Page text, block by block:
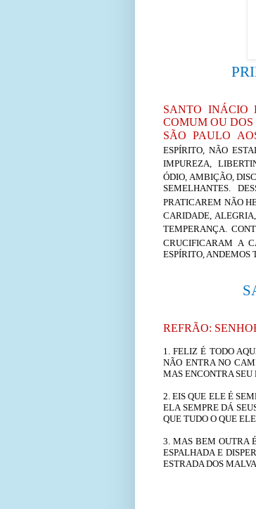
SANTO INÁCIO
COMUM OU
SÃO PAULO
ESPÍRITO, NÃO
IMPUREZA,
ÓDIO, AMBIÇÃO,
SEMELHANTES.
PRATICAREM NÃO
CARIDADE,
TEMPERANÇA.
CRUCIFICARAM A
ESPÍRITO, ANDEMOS
REFRÃO:
1.
FELIZ É TODO
NÃO ENTRA NO
MAS ENCONTRA SEU
2. EIS QUE ELE É
ELA SEMPRE DÁ
QUE TUDO O QUE
3. MAS BEM OUTRA
ESPALHADA E
ESTRADA DOS